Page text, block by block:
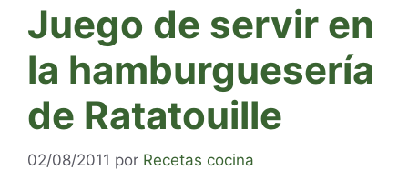
Juego de servir en
la hamburguesería
de Ratatouille
02/08/2011 por Recetas cocina